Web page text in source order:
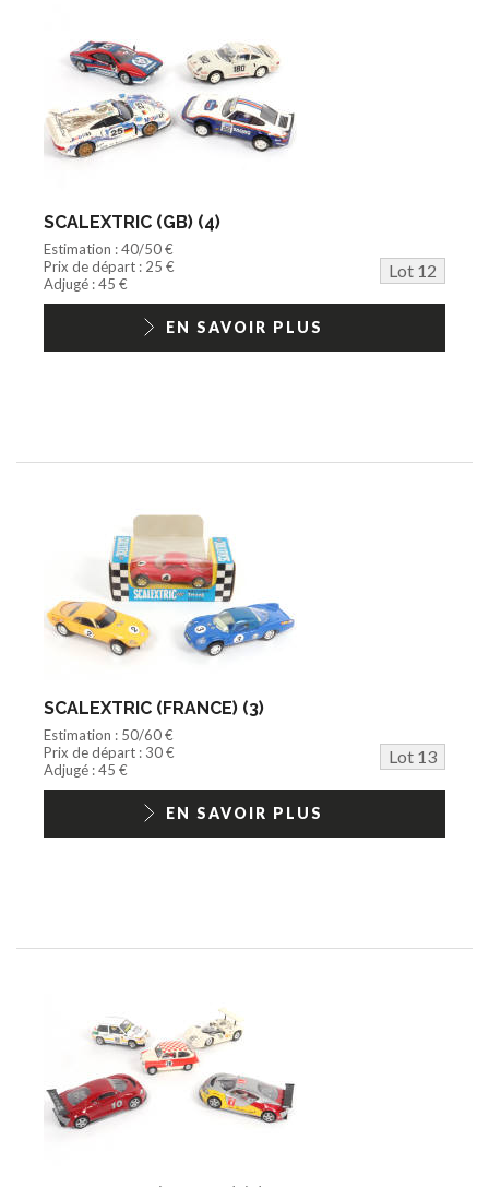
SCALEXTRIC (GB) (4)
Estimation : 40/50 €
Prix de départ : 25 €
Lot 12
Adjugé : 45 €
EN SAVOIR PLUS
SCALEXTRIC (FRANCE) (3)
Estimation : 50/60 €
Prix de départ : 30 €
Lot 13
Adjugé : 45 €
EN SAVOIR PLUS